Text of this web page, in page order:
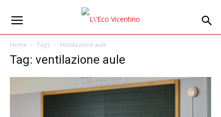
Home Tags Ventilazione aule
Tag: ventilazione aule